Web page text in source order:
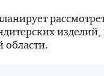
изделий,
области.